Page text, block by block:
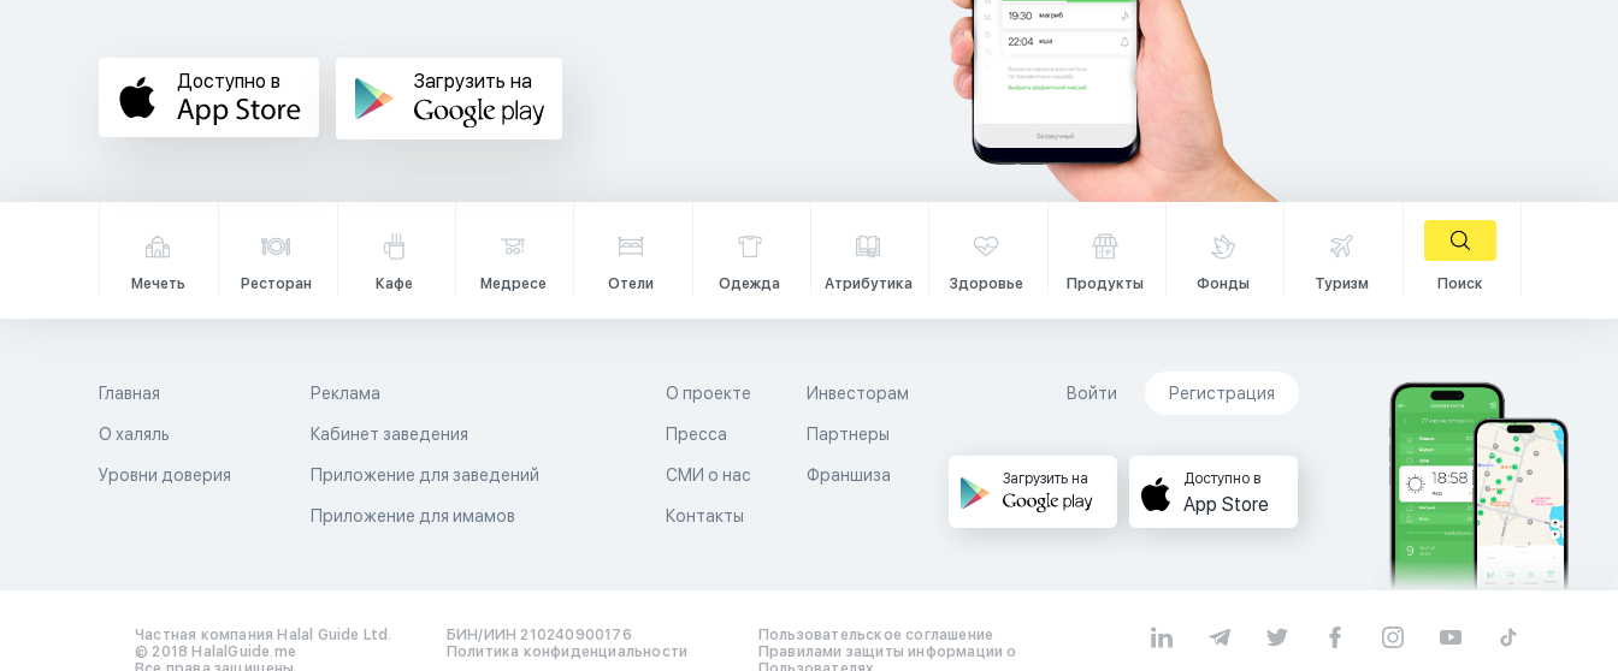
Доступно в Загрузить на
Мечеть Ресторан Кафе Медресе Отели Одежда Атрибутика Здоровье Продукты Фонды Туризм Поиск
Главная
О халяль
Уровни доверия
Реклама
Кабинет заведения
Приложение для заведений
Приложение для имамов
О проекте
Пресса
СМИ о нас
Контакты
Инвесторам
Партнеры
Франшиза
Войти Регистрация
Загрузить на Доступно в
App Store
Частная компания Halal Guide Ltd.
© 2018 HalalGuide.me
БИН/ИИН 210240900176
Политика конфиденциальности
Пользовательское соглашение
Правилами защиты информации о